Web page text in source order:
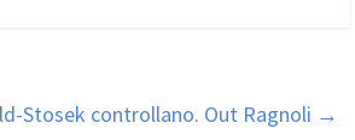
Stosek controllano. Out Ragnoli →